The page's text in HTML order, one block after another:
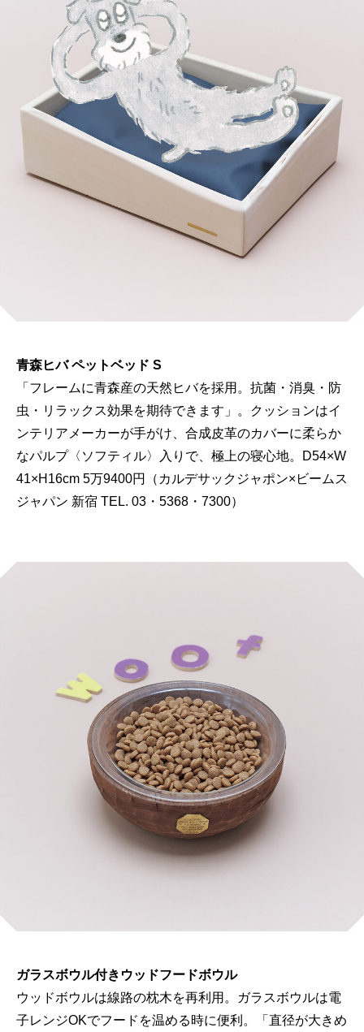
青森ヒバ ペットベッド S
「フレームに青森産の天然ヒバを採用。抗菌・消臭・防
虫・リラックス効果を期待できます」。クッションはイ
ンテリアメーカーが手がけ、合成皮革のカバーに柔らか
なパルプ〈ソフティル〉入りで、極上の寝心地。D54×W
41×H16cm 5万9400円（カルデサックジャポン×ビームス
ジャパン 新宿 TEL. 03・5368・7300）
ガラスボウル付きウッドフードボウル
ウッドボウルは線路の枕木を再利用。ガラスボウルは電
子レンジOKでフードを温める時に便利。「直径が大きめ